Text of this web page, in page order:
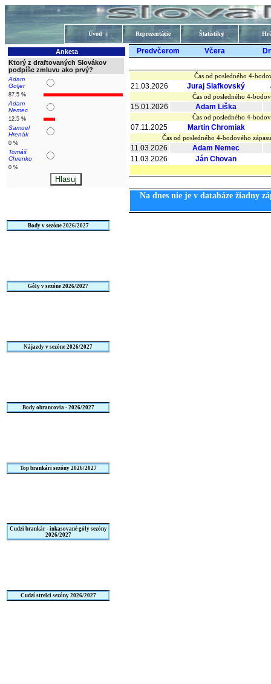
Úvod Reprezentácie Štatistiky
Anketa
Ktorý z draftovaných Slovákov
podpíše zmluvu ako prvý?
Adam
Goljer
87.5 %
Adam
Nemec
12.5 %
Samuel
Hrenák
0 %
Tomáš
Chrenko
0 %
Body v sezóne 2026/2027
Góly v sezóne 2026/2027
Nájazdy v sezóne 2026/2027
Body obrancovia - 2026/2027
Top brankári sezóny 2026/2027
Cudzí brankár - inkasované góly sezóny
2026/2027
Cudzí strelci sezóny 2026/2027
Predvčerom Včera
Čas od posledného 4-
21.03.2026 Juraj Slafkovský
Čas od posledného 4-
15.01.2026 Adam Liška
Čas od posledného 4-
07.11.2025 Martin Chromiak
Čas od posledného 4-bodového
11.03.2026
Adam Nemec
11.03.2026
Ján Chovan
Na dnes nie je v databáze žiadny